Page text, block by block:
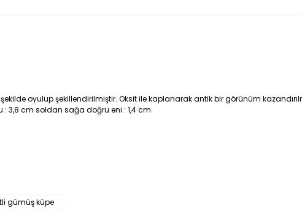
oyulup şekillendirilmiştir. Oksit ile kaplanarak antik bir görünüm
3,8 cm soldan sağa doğru eni : 1,4 cm
gümüş küpe